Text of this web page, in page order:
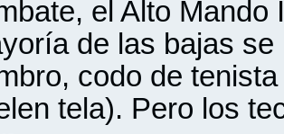
el Alto
de las bajas
codo de
tela). Pero los